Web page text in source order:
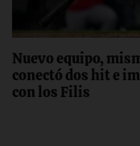
Nuevo equipo,
conectó dos hit e
con los Filis